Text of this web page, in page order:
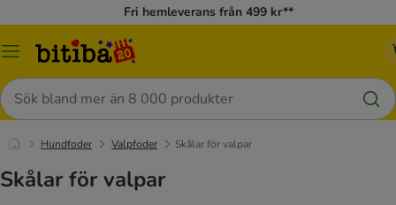
Fri hemleverans från 499 kr**
Meny
Sök
Hundfoder Valpfoder Skålar för valpar
Skålar för valpar